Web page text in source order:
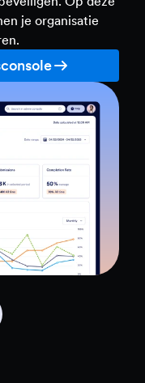
je organisatie